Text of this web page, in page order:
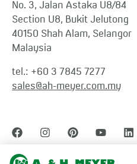
No. 3, Jalan Astaka U8/84
Section U8, Bukit Jelutong
40150 Shah Alam, Selangor
Malaysia
tel.: +60 3 7845 7277
sales@ah-meyer.com.my